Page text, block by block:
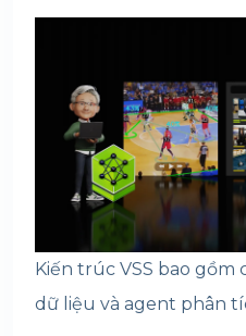
Kiến trúc VSS bao gồm
dữ liệu và agent phân